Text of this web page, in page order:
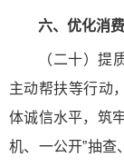
六、优化消
（二十）提
主动帮扶等行动
体诚信水平，筑
机、一公开”抽